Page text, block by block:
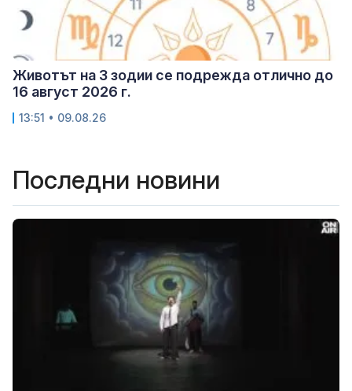
Животът на 3 зодии се подрежда отлично до
16 август 2026 г.
13:51 • 09.08.26
Последни новини